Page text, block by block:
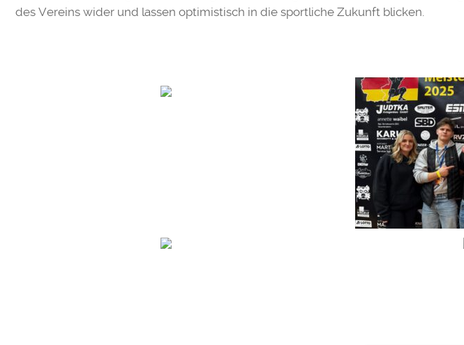
des Vereins wider und lassen optimistisch in die sportliche Zukunft blicken.